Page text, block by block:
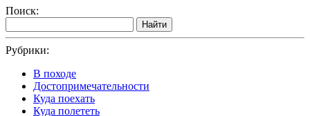
Поиск:
Найти
Рубрики:
В походе
Достопримечательности
Куда поехать
Куда полететь